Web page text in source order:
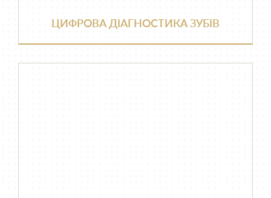
ЦИФРОВА ДІАГНОСТИКА ЗУБІВ